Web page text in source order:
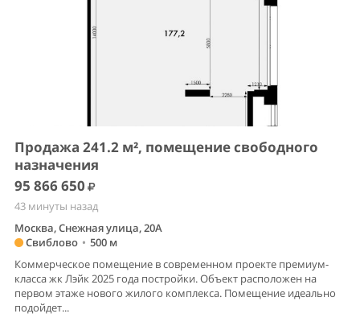
Продажа 241.2 м², помещение свободного
назначения
95 866 650
43 минуты назад
Москва, Снежная улица, 20А
Свиблово • 500 м
Коммерческое помещение в современном проекте премиум-
класса жк Лэйк 2025 года постройки. Объект расположен на
первом этаже нового жилого комплекса. Помещение идеально
подойдет...